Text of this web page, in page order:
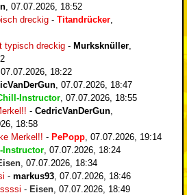
07.07.2026, 18:52
dreckig - Titandrücker
typisch dreckig - Murksknüller
07.07.2026, 18:22
07.07.2026, 18:47
Instructor 07.07.2026, 18:55
- CedricVanDerGun
18:58
Merkel!! - PePopp 07.07.2026, 19:14
Instructor 07.07.2026, 18:24
07.07.2026, 18:34
- markus93 07.07.2026, 18:46
- Eisen 07.07.2026, 18:49